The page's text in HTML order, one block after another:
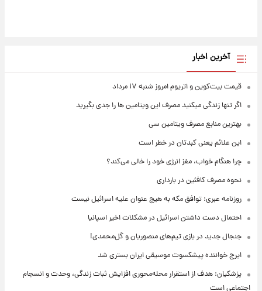
آخرین اخبار
قیمت بیت‌کوین و اتریوم امروز شنبه ۱۷ مرداد
اگر تنها زندگی میکنید مصرف این ویتامین ها را جدی بگیرید
بهترین منابع مصرف ویتامین سی
این علائم یعنی کبدتان در خطر است
چرا هنگام خواب، مغز انرژی خود را خالی می‌کند؟
نحوه مصرف کافئین در بارداری
روزنامه عبری: توافق مکه به هیچ عنوان علیه اسرائیل نیست
احتمال دست داشتن اسرائیل در مشکلات اخیر اسپانیا
جنجال جدید در بازی تیم‌های منصوریان و گل‌محمدی!
ایرج خواننده پیشکسوت موسیقی ایران بستری شد
پزشکیان: هدف از استقرار محله‌محوری افزایش ثبات زندگی، وحدت و انسجام
اجتماعی است